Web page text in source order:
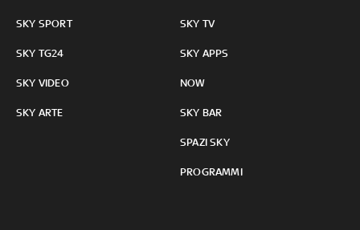
SKY SPORT
SKY TG24
SKY VIDEO
SKY ARTE
SKY TV
SKY APPS
NOW
SKY BAR
SPAZI SKY
PROGRAMMI